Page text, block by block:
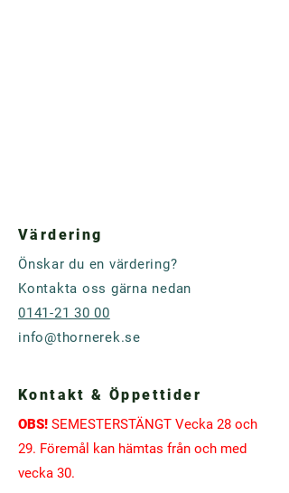
Värdering
Önskar du en värdering?
Kontakta oss gärna nedan
0141-21 30 00
info@thornerek.se
Kontakt & Öppettider
OBS! SEMESTERSTÄNGT Vecka 28 och
29. Föremål kan hämtas från och med
vecka 30.